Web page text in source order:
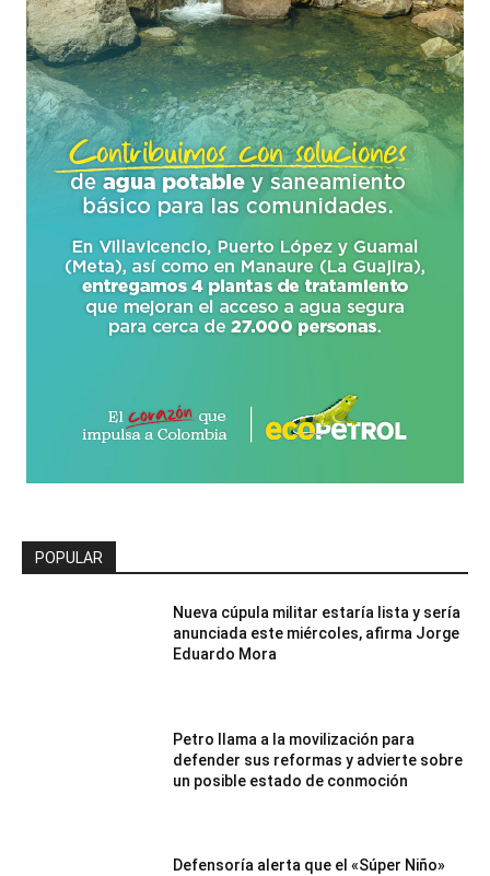
POPULAR
Nueva cúpula militar estaría lista y sería
anunciada este miércoles, afirma Jorge
Eduardo Mora
Petro llama a la movilización para
defender sus reformas y advierte sobre
un posible estado de conmoción
Defensoría alerta que el «Súper Niño»